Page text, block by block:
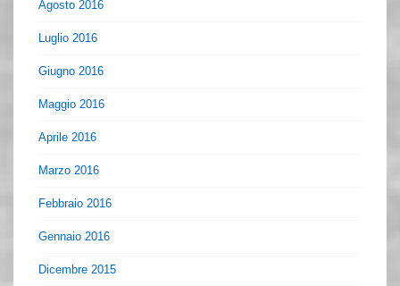
Agosto 2016
Luglio 2016
Giugno 2016
Maggio 2016
Aprile 2016
Marzo 2016
Febbraio 2016
Gennaio 2016
Dicembre 2015